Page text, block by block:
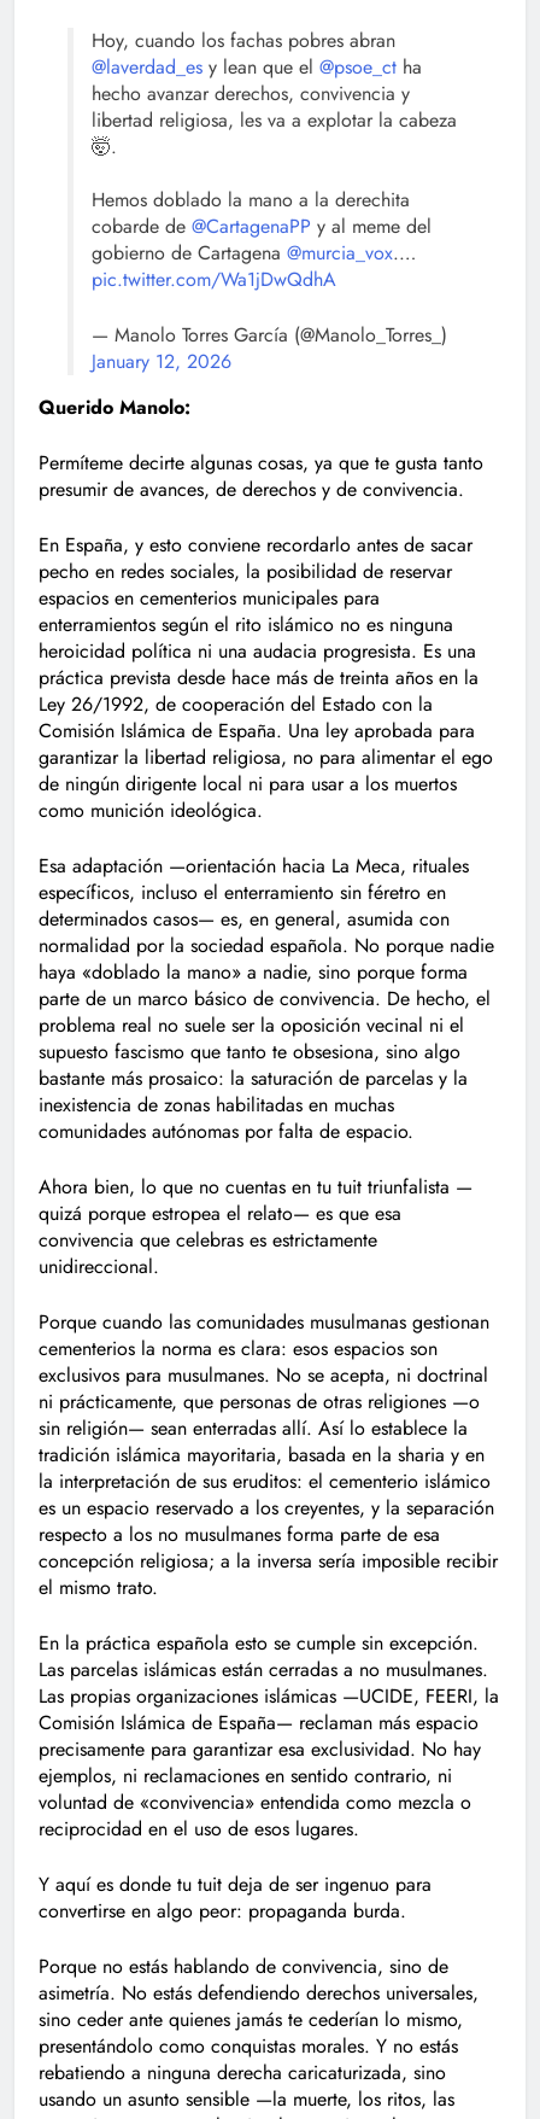
Hoy, cuando los fachas pobres abran
@laverdad_es y lean que el @psoe_ct ha
hecho avanzar derechos, convivencia y
libertad religiosa, les va a explotar la cabeza
🤯.
Hemos doblado la mano a la derechita
cobarde de @CartagenaPP y al meme del
gobierno de Cartagena @murcia_vox.…
pic.twitter.com/Wa1jDwQdhA
— Manolo Torres García (@Manolo_Torres_)
January 12, 2026
Querido Manolo:
Permíteme decirte algunas cosas, ya que te gusta tanto
presumir de avances, de derechos y de convivencia.
En España, y esto conviene recordarlo antes de sacar
pecho en redes sociales, la posibilidad de reservar
espacios en cementerios municipales para
enterramientos según el rito islámico no es ninguna
heroicidad política ni una audacia progresista. Es una
práctica prevista desde hace más de treinta años en la
Ley 26/1992, de cooperación del Estado con la
Comisión Islámica de España. Una ley aprobada para
garantizar la libertad religiosa, no para alimentar el ego
de ningún dirigente local ni para usar a los muertos
como munición ideológica.
Esa adaptación —orientación hacia La Meca, rituales
específicos, incluso el enterramiento sin féretro en
determinados casos— es, en general, asumida con
normalidad por la sociedad española. No porque nadie
haya «doblado la mano» a nadie, sino porque forma
parte de un marco básico de convivencia. De hecho, el
problema real no suele ser la oposición vecinal ni el
supuesto fascismo que tanto te obsesiona, sino algo
bastante más prosaico: la saturación de parcelas y la
inexistencia de zonas habilitadas en muchas
comunidades autónomas por falta de espacio.
Ahora bien, lo que no cuentas en tu tuit triunfalista —
quizá porque estropea el relato— es que esa
convivencia que celebras es estrictamente
unidireccional.
Porque cuando las comunidades musulmanas gestionan
cementerios la norma es clara: esos espacios son
exclusivos para musulmanes. No se acepta, ni doctrinal
ni prácticamente, que personas de otras religiones —o
sin religión— sean enterradas allí. Así lo establece la
tradición islámica mayoritaria, basada en la sharia y en
la interpretación de sus eruditos: el cementerio islámico
es un espacio reservado a los creyentes, y la separación
respecto a los no musulmanes forma parte de esa
concepción religiosa; a la inversa sería imposible recibir
el mismo trato.
En la práctica española esto se cumple sin excepción.
Las parcelas islámicas están cerradas a no musulmanes.
Las propias organizaciones islámicas —UCIDE, FEERI, la
Comisión Islámica de España— reclaman más espacio
precisamente para garantizar esa exclusividad. No hay
ejemplos, ni reclamaciones en sentido contrario, ni
voluntad de «convivencia» entendida como mezcla o
reciprocidad en el uso de esos lugares.
Y aquí es donde tu tuit deja de ser ingenuo para
convertirse en algo peor: propaganda burda.
Porque no estás hablando de convivencia, sino de
asimetría. No estás defendiendo derechos universales,
sino ceder ante quienes jamás te cederían lo mismo,
presentándolo como conquistas morales. Y no estás
rebatiendo a ninguna derecha caricaturizada, sino
usando un asunto sensible —la muerte, los ritos, las